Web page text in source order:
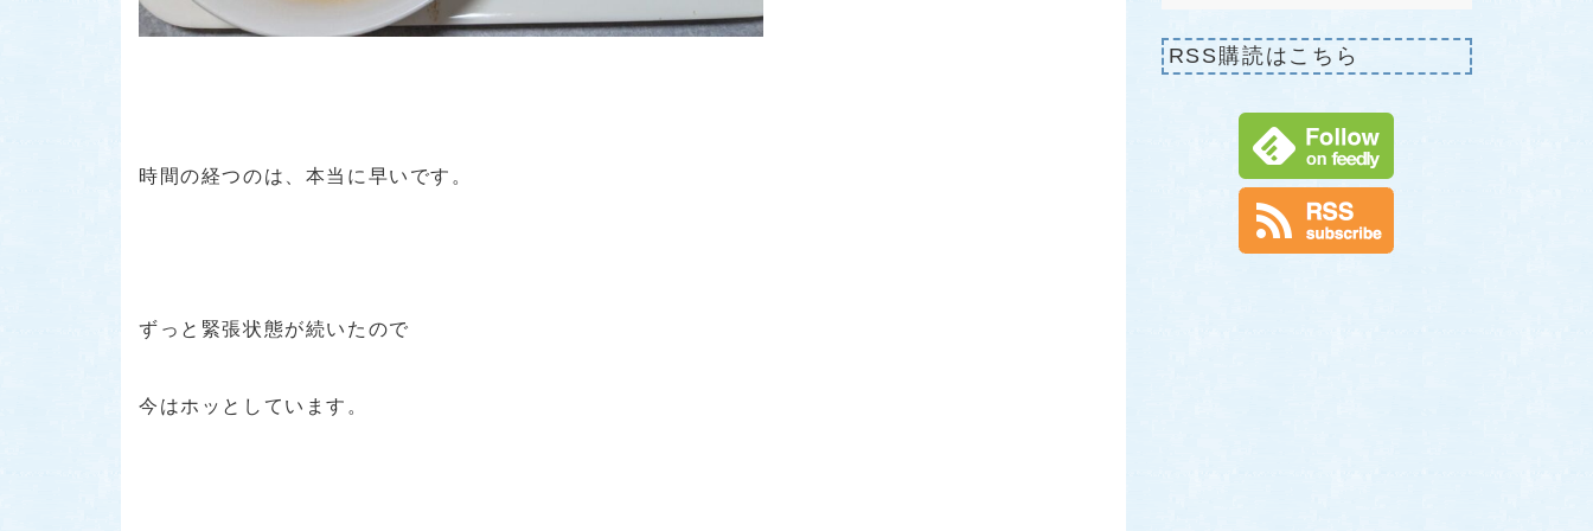
時間の経つのは、本当に早いです。
ずっと緊張状態が続いたので
今はホッとしています。
RSS購読はこちら